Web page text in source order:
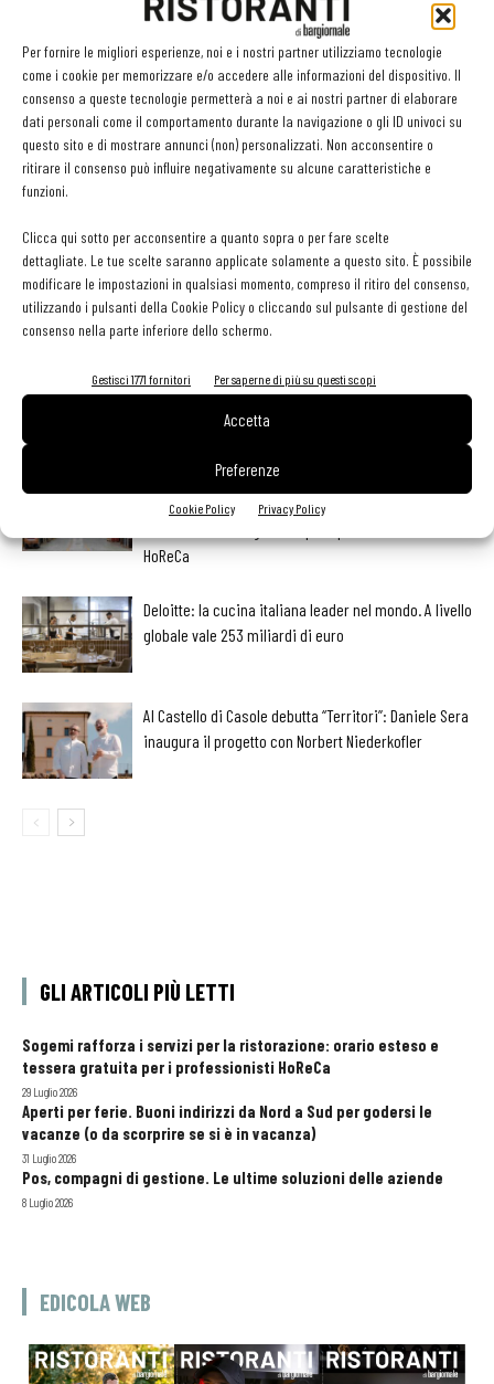
Per fornire le migliori esperienze, noi e i nostri partner utilizziamo tecnologie
come i cookie per memorizzare e/o accedere alle informazioni del dispositivo. Il
consenso a queste tecnologie permetterà a noi e ai nostri partner di elaborare
dati personali come il comportamento durante la navigazione o gli ID univoci su
questo sito e di mostrare annunci (non) personalizzati. Non acconsentire o
ritirare il consenso può influire negativamente su alcune caratteristiche e
funzioni.
Clicca qui sotto per acconsentire a quanto sopra o per fare scelte
dettagliate. Le tue scelte saranno applicate solamente a questo sito. È possibile
modificare le impostazioni in qualsiasi momento, compreso il ritiro del consenso,
utilizzando i pulsanti della Cookie Policy o cliccando sul pulsante di gestione del
consenso nella parte inferiore dello schermo.
Gestisci 1771 fornitori Per saperne di più su questi scopi
Accetta
Preferenze
Cookie Policy Privacy Policy
trasformate in tavoli e seduteper accogliere fino a 200
commensali. Nel menu? Lo chef Antonio Calò ha predisposto delle
tapas di tradizione spagnola, frutto delle sue esperienze all’estero.
Un’oasi urbana polifunzionale dall’approccio facile immediato, dove
natura e luce fanno da fil rouge.
Facebook Twitter
Sogemi rafforza i servizi per la ristorazione: orario
HoReCa
Deloitte: la cucina italiana leader nel mondo. A livello
globale vale 253 miliardi di euro
Al Castello di Casole debutta “Territori”: Daniele Sera
inaugura il progetto con Norbert Niederkofler
GLI ARTICOLI PIÙ LETTI
Sogemi rafforza i servizi per la ristorazione: orario esteso e
tessera gratuita per i professionisti HoReCa
29 Luglio 2026
Aperti per ferie. Buoni indirizzi da Nord a Sud per godersi le
vacanze (o da scorprire se si è in vacanza)
31 Luglio 2026
Pos, compagni di gestione. Le ultime soluzioni delle aziende
8 Luglio 2026
EDICOLA WEB